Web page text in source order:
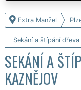
Extra Manžel
Sekání a štípání dřeva
SEKÁNÍ A
KAZNĚJOV